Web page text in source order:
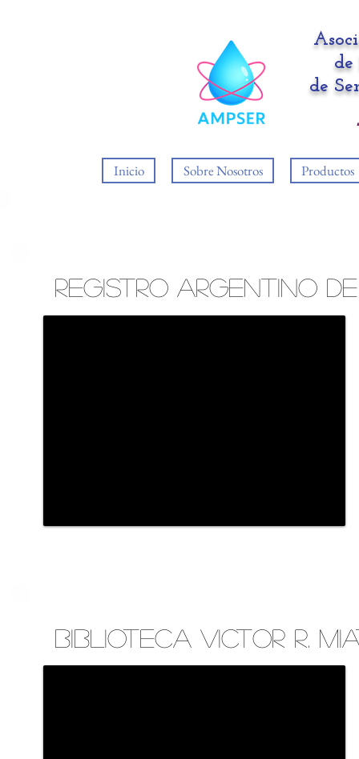
de
de
Inicio Sobre Nosotros Productos
Registro Argentino
Biblioteca Victor R.